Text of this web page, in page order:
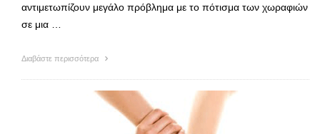
αντιμετωπίζουν μεγάλο πρόβλημα με το πότισμα των χωραφιών
σε μια …
Διαβάστε περισσότερα